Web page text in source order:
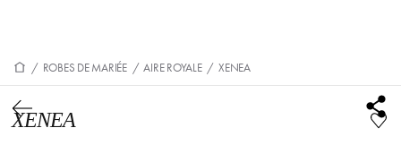
/ ROBES DE MARIÉE / AIRE ROYALE / XENEA
XENEA